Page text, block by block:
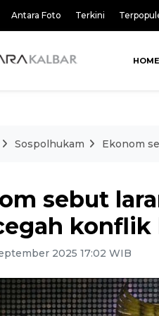
Antara Foto Terkini
HOME
Sospolhukam Ekonom
sebut
konflik
2025 17:02 WIB